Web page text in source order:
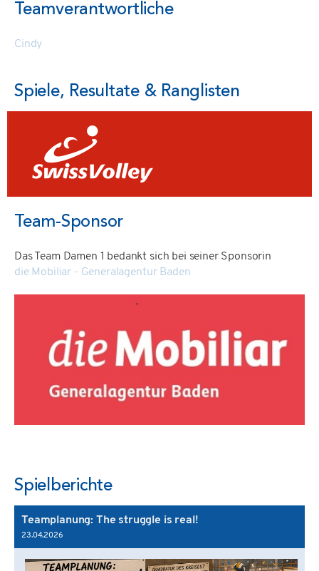
Teamverantwortliche
Cindy
Spiele, Resultate & Ranglisten
Team-Sponsor
Das Team Damen 1 bedankt sich bei seiner Sponsorin
die Mobiliar - Generalagentur Baden
Spielberichte
Teamplanung: The struggle is real!
23.04.2026